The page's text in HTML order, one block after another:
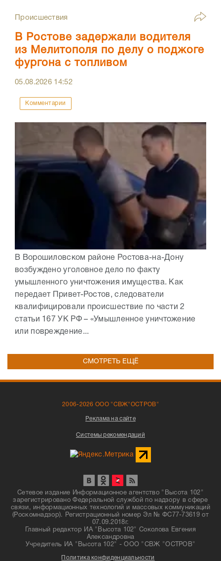
Происшествия
В Ростове задержали водителя
из Мелитополя по делу о поджоге
фургона с топливом
05.08.2026 14:52
Комментарии
В Ворошиловском районе Ростова-на-Дону
возбуждено уголовное дело по факту
умышленного уничтожения имущества. Как
передает Привет-Ростов, следователи
квалифицировали происшествие по части 2
статьи 167 УК РФ – «Умышленное уничтожение
или повреждение...
СМОТРЕТЬ ЕЩЁ
2006-2026 ООО "СВЖ"ОСТРОВ"
Реклама на сайте
Системы рекомендаций
Сетевое издание Информационное агентство "Высота 102"
зарегистрировано Федеральной службой по надзору в сфере
связи, информационных технологий и массовых коммуникаций
(Роскомнадзор). Регистрационный номер Эл № ФС77-73619 от
07.09.2018г.
Главный редактор ИА "Высота 102" Соколова Евгения
Александровна
Учредитель ИА "Высота 102" - ООО "СВЖ "ОСТРОВ"
Политика конфиденциальности